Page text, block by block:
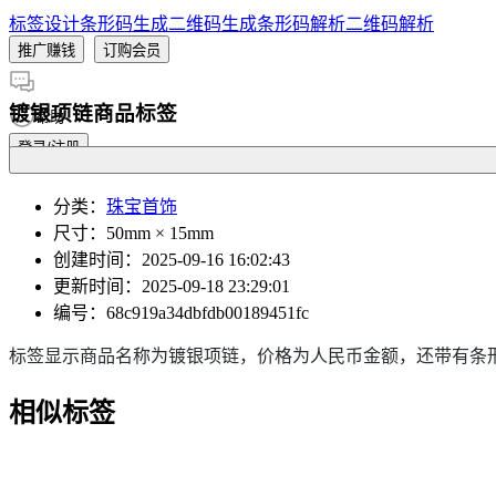
标签设计条形码生成二维码生成条形码解析二维码解析
推广赚钱 订购会员
帮助
登录/注册
镀银项链商品标签
分类 ： 珠宝首饰
尺寸：50mm × 15mm
创建时间 ：2025-09-16 16:02:43
更新时间 ：2025-09-18 23:29:01
编号 ：68c919a34dbfdb00189451fc
标签显示商品名称为镀银项链，价格为人民币金额，还带有
相似标签